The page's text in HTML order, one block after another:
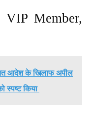
Member,
आदेश के खिलाफ अपील
स्पष्ट किया